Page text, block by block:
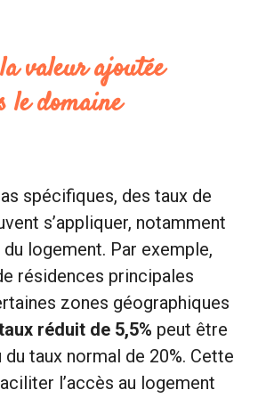
valeur ajoutée
le domaine
spécifiques, des taux de
s’appliquer, notamment
logement. Par exemple,
résidences principales
zones géographiques
réduit de 5,5% peut être
taux normal de 20%. Cette
l’accès au logement